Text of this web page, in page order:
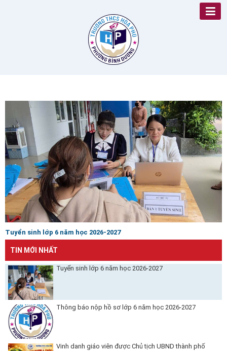
Tuyển sinh lớp 6 năm học 2026-2027
TIN MỚI NHẤT
Tuyển sinh lớp 6 năm học 2026-2027
Thông báo nộp hồ sơ lớp 6 năm học 2026-2027
Vinh danh giáo viên được Chủ tịch UBND thành phố